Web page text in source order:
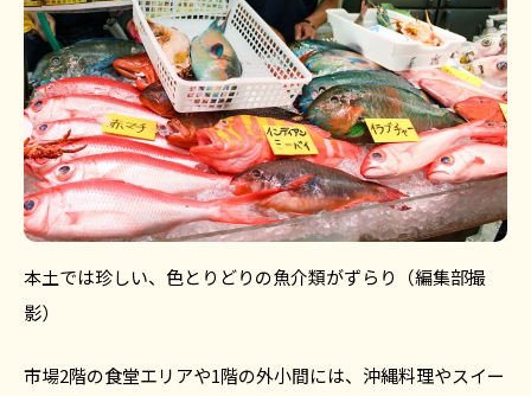
本土では珍しい、色とりどりの魚介類がずらり（編集部撮
影）
市場2階の食堂エリアや1階の外小間には、沖縄料理やスイー